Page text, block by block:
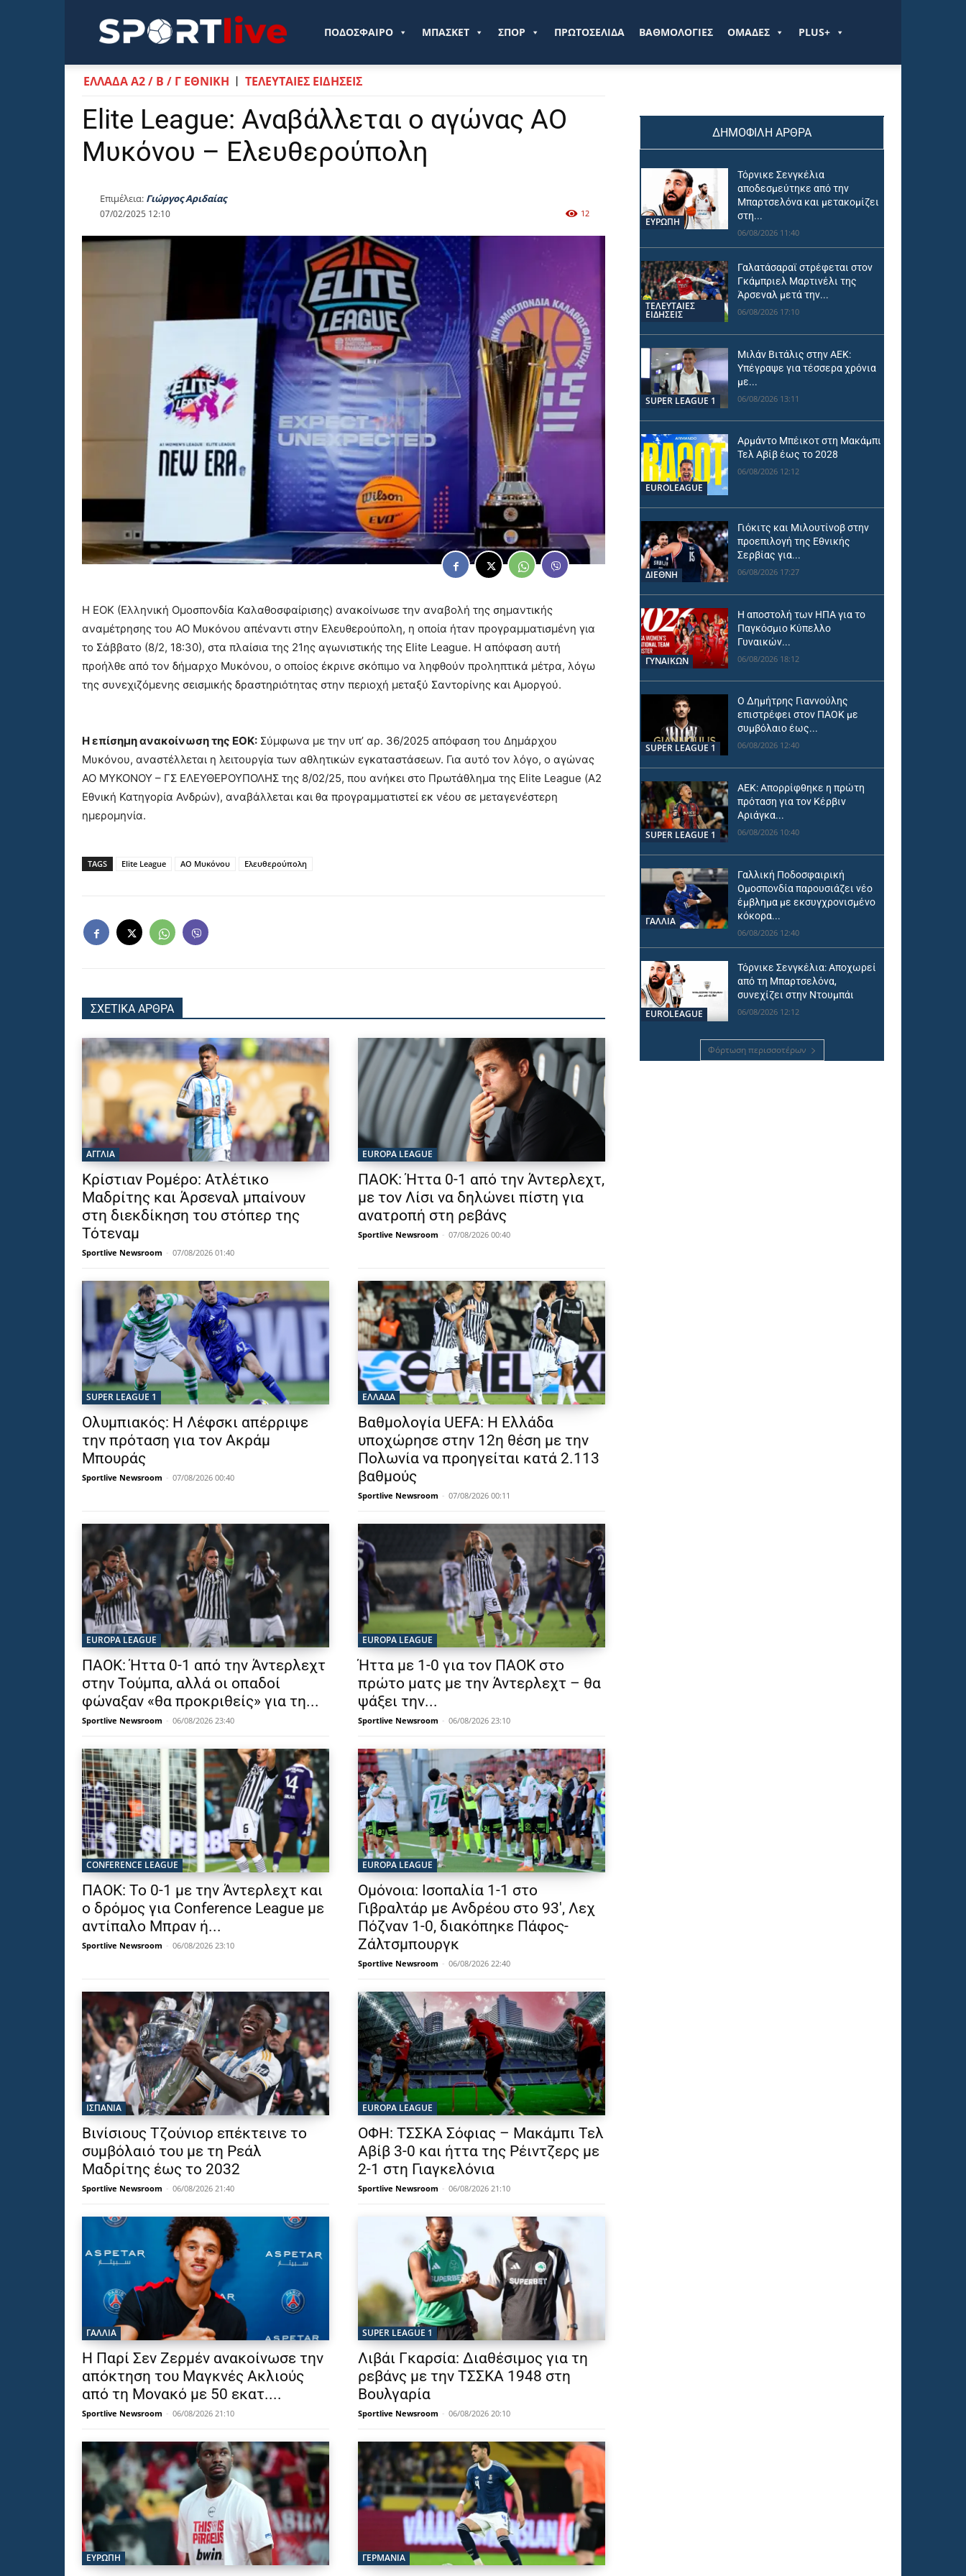
Sportlive.grΠΟΔΟΣΦΑΙΡΟ ΜΠΑΣΚΕΤ ΣΠΟΡ ΠΡΩΤΟΣΕΛΙΔΑ ΒΑΘΜΟΛΟΓΙΕΣ ΟΜΑΔΕΣ PLUS+
ΕΛΛΆΔΑ Α2 / Β / Γ ΕΘΝΙΚΉ ΤΕΛΕΥΤΑΙΕΣ ΕΙΔΗΣΕΙΣ
Elite League: Αναβάλλεται ο αγώνας ΑΟ
Μυκόνου – Ελευθερούπολη
Επιμέλεια: Γιώργος Αριδαίας
07/02/2025 12:10 12
Η ΕΟΚ (Ελληνική Ομοσπονδία Καλαθοσφαίρισης) ανακοίνωσε την αναβολή της σημαντικής
αναμέτρησης του ΑΟ Μυκόνου απέναντι στην Ελευθερούπολη, η οποία ήταν προγραμματισμένη για
το Σάββατο (8/2, 18:30), στα πλαίσια της 21ης αγωνιστικής της Elite League. Η απόφαση αυτή
προήλθε από τον δήμαρχο Μυκόνου, ο οποίος έκρινε σκόπιμο να ληφθούν προληπτικά μέτρα, λόγω
της συνεχιζόμενης σεισμικής δραστηριότητας στην περιοχή μεταξύ Σαντορίνης και Αμοργού.
Η επίσημη ανακοίνωση της ΕΟΚ: Σύμφωνα με την υπ’ αρ. 36/2025 απόφαση του Δημάρχου
Μυκόνου, αναστέλλεται η λειτουργία των αθλητικών εγκαταστάσεων. Για αυτό τον λόγο, ο αγώνας
ΑΟ ΜΥΚΟΝΟΥ – ΓΣ ΕΛΕΥΘΕΡΟΥΠΟΛΗΣ της 8/02/25, που ανήκει στο Πρωτάθλημα της Elite League (Α2
Εθνική Κατηγορία Ανδρών), αναβάλλεται και θα προγραμματιστεί εκ νέου σε μεταγενέστερη
ημερομηνία.
TAGS Elite League ΑΟ Μυκόνου Ελευθερούπολη
ΣΧΕΤΙΚΑ ΑΡΘΡΑ
ΑΓΓΛΙΑ
Κρίστιαν Ρομέρο: Ατλέτικο
Μαδρίτης και Άρσεναλ μπαίνουν
στη διεκδίκηση του στόπερ της
Τότεναμ
Sportlive Newsroom - 07/08/2026 01:40
EUROPA LEAGUE
ΠΑΟΚ: Ήττα 0-1 από την Άντερλεχτ,
με τον Λίσι να δηλώνει πίστη για
ανατροπή στη ρεβάνς
Sportlive Newsroom - 07/08/2026 00:40
SUPER LEAGUE 1
Ολυμπιακός: Η Λέφσκι απέρριψε
την πρόταση για τον Ακράμ
Μπουράς
Sportlive Newsroom - 07/08/2026 00:40
ΕΛΛΑΔΑ
Βαθμολογία UEFA: Η Ελλάδα
υποχώρησε στην 12η θέση με την
Πολωνία να προηγείται κατά 2.113
βαθμούς
Sportlive Newsroom - 07/08/2026 00:11
EUROPA LEAGUE
ΠΑΟΚ: Ήττα 0-1 από την Άντερλεχτ
στην Τούμπα, αλλά οι οπαδοί
φώναξαν «θα προκριθείς» για τη...
Sportlive Newsroom - 06/08/2026 23:40
EUROPA LEAGUE
Ήττα με 1-0 για τον ΠΑΟΚ στο
πρώτο ματς με την Άντερλεχτ – θα
ψάξει την...
Sportlive Newsroom - 06/08/2026 23:10
CONFERENCE LEAGUE
ΠΑΟΚ: Το 0-1 με την Άντερλεχτ και
ο δρόμος για Conference League με
αντίπαλο Μπραν ή...
Sportlive Newsroom - 06/08/2026 23:10
EUROPA LEAGUE
Ομόνοια: Ισοπαλία 1-1 στο
Γιβραλτάρ με Ανδρέου στο 93′, Λεχ
Πόζναν 1-0, διακόπηκε Πάφος-
Ζάλτσμπουργκ
Sportlive Newsroom - 06/08/2026 22:40
ΙΣΠΑΝΙΑ
Βινίσιους Τζούνιορ επέκτεινε το
συμβόλαιό του με τη Ρεάλ
Μαδρίτης έως το 2032
Sportlive Newsroom - 06/08/2026 21:40
EUROPA LEAGUE
ΟΦΗ: ΤΣΣΚΑ Σόφιας – Μακάμπι Τελ
Αβίβ 3-0 και ήττα της Ρέιντζερς με
2-1 στη Γιαγκελόνια
Sportlive Newsroom - 06/08/2026 21:10
ΓΑΛΛΙΑ
Η Παρί Σεν Ζερμέν ανακοίνωσε την
απόκτηση του Μαγκνές Ακλιούς
από τη Μονακό με 50 εκατ....
Sportlive Newsroom - 06/08/2026 21:10
SUPER LEAGUE 1
Λιβάι Γκαρσία: Διαθέσιμος για τη
ρεβάνς με την ΤΣΣΚΑ 1948 στη
Βουλγαρία
Sportlive Newsroom - 06/08/2026 20:10
ΕΥΡΩΠΗ ΓΕΡΜΑΝΙΑ
ΔΗΜΟΦΙΛΗ ΑΡΘΡΑ
ΕΥΡΩΠΗ
Τόρνικε Σενγκέλια
αποδεσμεύτηκε από την
Μπαρτσελόνα και μετακομίζει
στη...
06/08/2026 11:40
ΤΕΛΕΥΤΑΙΕΣ
ΕΙΔΗΣΕΙΣ
Γαλατάσαραϊ στρέφεται στον
Γκάμπριελ Μαρτινέλι της
Άρσεναλ μετά την...
06/08/2026 17:10
SUPER LEAGUE 1
Μιλάν Βιτάλις στην ΑΕΚ:
Υπέγραψε για τέσσερα χρόνια
με...
06/08/2026 13:11
EUROLEAGUE
Αρμάντο Μπέικοτ στη Μακάμπι
Τελ Αβίβ έως το 2028
06/08/2026 12:12
ΔΙΕΘΝΗ
Γιόκιτς και Μιλουτίνοβ στην
προεπιλογή της Εθνικής
Σερβίας για...
06/08/2026 17:27
ΓΥΝΑΙΚΩΝ
Η αποστολή των ΗΠΑ για το
Παγκόσμιο Κύπελλο
Γυναικών...
06/08/2026 18:12
SUPER LEAGUE 1
Ο Δημήτρης Γιαννούλης
επιστρέφει στον ΠΑΟΚ με
συμβόλαιο έως...
06/08/2026 12:40
SUPER LEAGUE 1
ΑΕΚ: Απορρίφθηκε η πρώτη
πρόταση για τον Κέρβιν
Αριάγκα...
06/08/2026 10:40
ΓΑΛΛΙΑ
Γαλλική Ποδοσφαιρική
Ομοσπονδία παρουσιάζει νέο
έμβλημα με εκσυγχρονισμένο
κόκορα...
06/08/2026 12:40
EUROLEAGUE
Τόρνικε Σενγκέλια: Αποχωρεί
από τη Μπαρτσελόνα,
συνεχίζει στην Ντουμπάι
06/08/2026 12:12
Φόρτωση περισσοτέρων